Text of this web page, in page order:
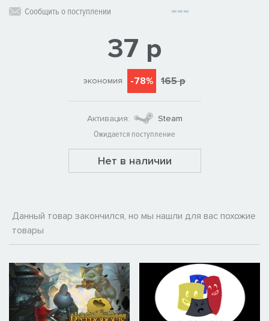
Сообщить о поступлении
37 р
экономия -78% 165 р
Активация:
Steam
Ожидается поступление
Нет в наличии
Данный товар закончился, но мы нашли для вас похожие
товары